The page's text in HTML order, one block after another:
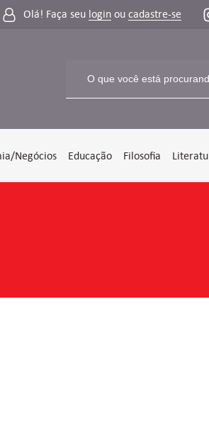
Olá! Faça seu login ou cadastre-se
Negócios Educação Filosofia